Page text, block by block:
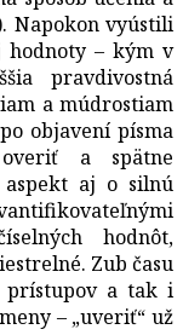
Napokon vyústili
hodnoty – kým v
pravdivostná
a múdrostiam
objavení písma
a spätne
aj o silnú
hodnôt,
Zub času
prístupov a tak i
– „uveriť“ už